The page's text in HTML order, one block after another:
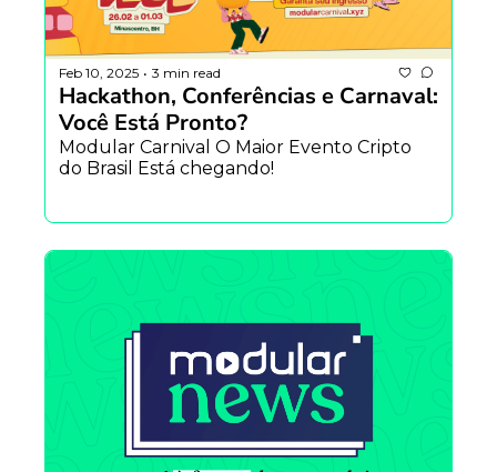
Feb 10, 2025 • 3 min read
Hackathon, Conferências e Carnaval:
Você Está Pronto?
Modular Carnival O Maior Evento Cripto
do Brasil Está chegando!